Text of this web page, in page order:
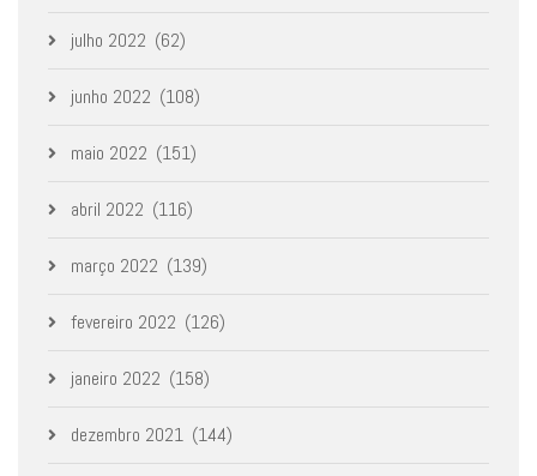
julho 2022 (62)
junho 2022 (108)
maio 2022 (151)
abril 2022 (116)
março 2022 (139)
fevereiro 2022 (126)
janeiro 2022 (158)
dezembro 2021 (144)